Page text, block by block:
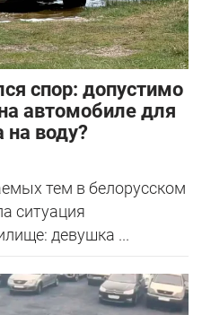
спор: допустимо
автомобиле для
на воду?
тем в белорусском
ситуация
девушка ...